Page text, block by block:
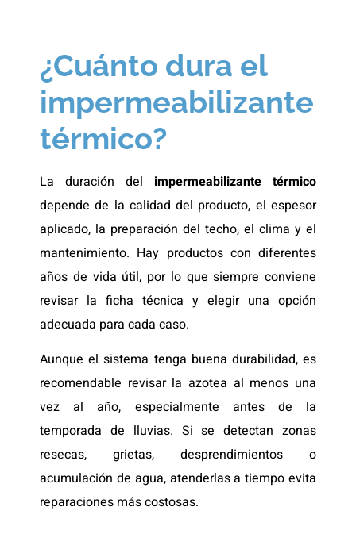
¿Cuánto dura el
impermeabilizante
térmico?
La duración del impermeabilizante térmico
depende de la calidad del producto, el espesor
aplicado, la preparación del techo, el clima y el
mantenimiento. Hay productos con diferentes
años de vida útil, por lo que siempre conviene
revisar la ficha técnica y elegir una opción
adecuada para cada caso.
Aunque el sistema tenga buena durabilidad, es
recomendable revisar la azotea al menos una
vez al año, especialmente antes de la
temporada de lluvias. Si se detectan zonas
resecas, grietas, desprendimientos o
acumulación de agua, atenderlas a tiempo evita
reparaciones más costosas.